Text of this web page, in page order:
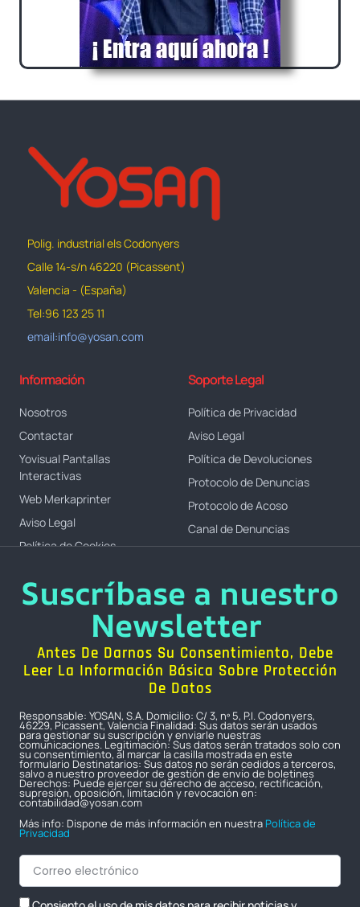
Polig. industrial els Codonyers
Calle 14-s/n 46220 (Picassent)
Valencia - (España)
Tel:96 123 25 11
email:info@yosan.com
Información
Nosotros
Contactar
Yovisual Pantallas
Interactivas
Web Merkaprinter
Aviso Legal
Política de Cookies
Soporte Legal
Política de Privacidad
Aviso Legal
Política de Devoluciones
Protocolo de Denuncias
Protocolo de Acoso
Canal de Denuncias
Suscríbase a nuestro
Newsletter
Antes De Darnos Su Consentimiento, Debe
Leer La Información Básica Sobre Protección
De Datos
Responsable: YOSAN, S.A. Domicilio: C/ 3, nº 5, P.I. Codonyers,
46229, Picassent, Valencia Finalidad: Sus datos serán usados
para gestionar su suscripción y enviarle nuestras
comunicaciones. Legitimación: Sus datos serán tratados solo con
su consentimiento, al marcar la casilla mostrada en este
formulario Destinatarios: Sus datos no serán cedidos a terceros,
salvo a nuestro proveedor de gestión de envío de boletines
Derechos: Puede ejercer su derecho de acceso, rectificación,
supresión, oposición, limitación y revocación en:
contabilidad@yosan.com
Más info: Dispone de más información en nuestra Política de
Privacidad